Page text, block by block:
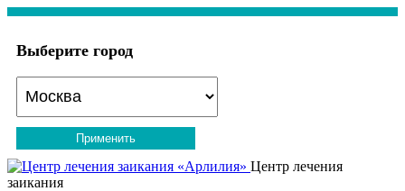
Выберите город
Применить
Центр лечения
заикания